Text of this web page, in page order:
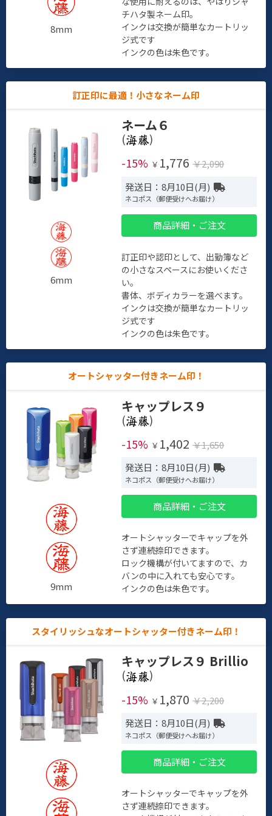
8mm
チハタ製ネーム印。
インクは交換が簡単なカートリッ
ジ式です
インクの色は朱色です。
訂正印に最適！小さなネーム印
6mm
ネーム６
(
)
-15% ￥ 1,776 ￥2,090
発送日：8月10日(月)
ネコポス（郵便受けへお届け）
商品詳細・ご注文
訂正印や認印として、出勤簿など
の小さなスペースにお使いくださ
い。
書体、ボディカラーを選べます。
インクは交換が簡単なカートリッ
ジ式です
インクの色は朱色です。
オートシャッター付きネーム印！
9mm
キャップレス９
(
)
-15% ￥ 1,402 ￥1,650
発送日：8月10日(月)
ネコポス（郵便受けへお届け）
商品詳細・ご注文
オートシャッターでキャップを外
さず連続捺印できます。
ロック機構が付いてますので、カ
バンの中に入れても安心です。
インクの色は朱色です。
スタイリッシュなオートシャッター付きネーム印！
キャップレス９ Brillio
(
)
-15% ￥ 1,870 ￥2,200
発送日：8月10日(月)
ネコポス（郵便受けへお届け）
商品詳細・ご注文
オートシャッターでキャップを外
さず連続捺印できます。